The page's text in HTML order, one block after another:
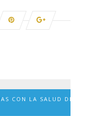
CON LA SALUD DE